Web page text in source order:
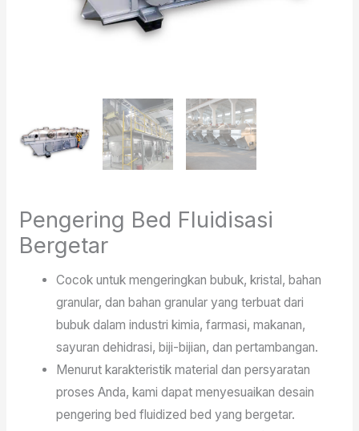
Pengering Bed Fluidisasi
Bergetar
Cocok untuk mengeringkan bubuk, kristal, bahan
granular, dan bahan granular yang terbuat dari
bubuk dalam industri kimia, farmasi, makanan,
sayuran dehidrasi, biji-bijian, dan pertambangan.
Menurut karakteristik material dan persyaratan
proses Anda, kami dapat menyesuaikan desain
pengering bed fluidized bed yang bergetar.